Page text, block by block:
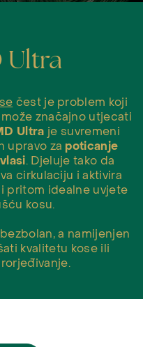
Ultra
čest je problem koji
značajno utjecati
Ultra je suvremeni
upravo za poticanje
. Djeluje tako da
cirkulaciju i aktivira
pritom idealne uvjete
kosu.
a namijenjen
kvalitetu kose ili